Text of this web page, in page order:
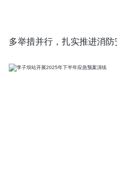
多举措并行，扎实推进消